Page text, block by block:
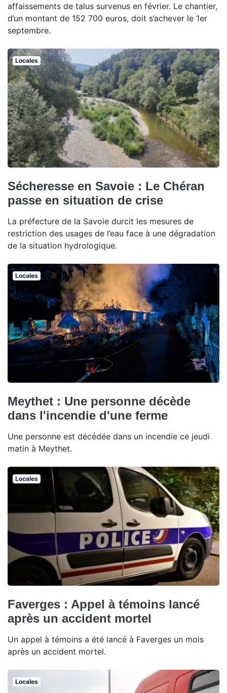
affaissements de talus survenus en février. Le chantier,
d’un montant de 152 700 euros, doit s’achever le 1er
septembre.
Locales
Sécheresse en Savoie : Le Chéran
passe en situation de crise
La préfecture de la Savoie durcit les mesures de
restriction des usages de l’eau face à une dégradation
de la situation hydrologique.
Locales
Meythet : Une personne décède
dans l'incendie d'une ferme
Une personne est décédée dans un incendie ce jeudi
matin à Meythet.
Locales
Faverges : Appel à témoins lancé
après un accident mortel
Un appel à témoins a été lancé à Faverges un mois
après un accident mortel.
Locales